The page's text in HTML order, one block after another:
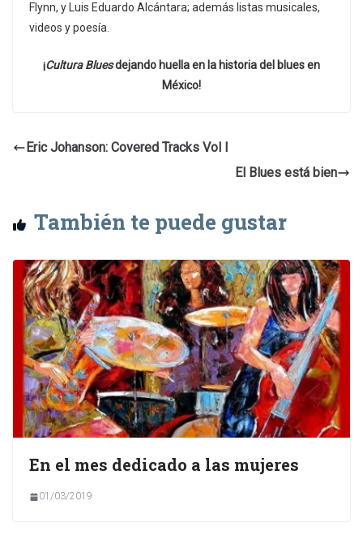
Flynn, y Luis Eduardo Alcántara; además listas musicales,
videos y poesía.
¡Cultura Bluesdejando huella en la historia del blues en
México!
Eric Johanson: Covered Tracks Vol I
El Blues está bien
También te puede gustar
En el mes dedicado a las mujeres
01/03/2019